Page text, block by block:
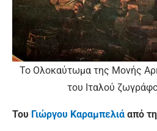
Το Ολοκαύτωμα της Μονής
του Ιταλού
Του Γιώργου Καραμπελιά από